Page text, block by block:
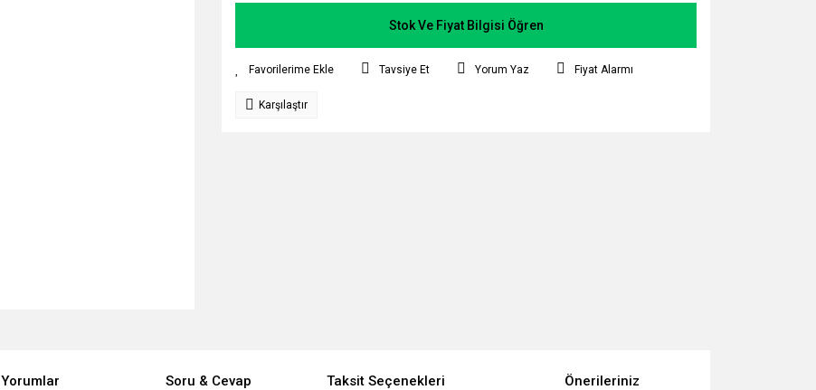
Stok Ve Fiyat Bilgisi Öğren
Tavsiye Et Yorum Yaz Fiyat Alarmı
Karşılaştır
Yorumlar Soru & Cevap Taksit Seçenekleri Önerileriniz